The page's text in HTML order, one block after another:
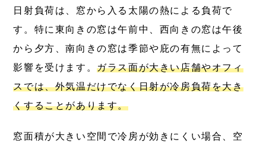
日射負荷は、窓から入る太陽の熱による負荷で
す。特に東向きの窓は午前中、西向きの窓は午後
から夕方、南向きの窓は季節や庇の有無によって
影響を受けます。ガラス面が大きい店舗やオフィ
スでは、外気温だけでなく日射が冷房負荷を大き
くすることがあります。
窓面積が大きい空間で冷房が効きにくい場合、空